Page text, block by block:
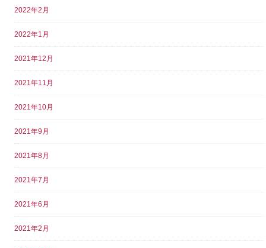
2022年2月
2022年1月
2021年12月
2021年11月
2021年10月
2021年9月
2021年8月
2021年7月
2021年6月
2021年2月